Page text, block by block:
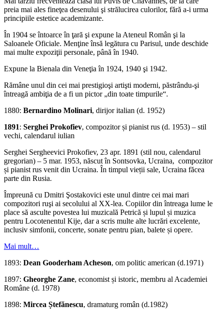
preia mai ales fineţea desenului şi strălucirea culorilor, fără a-i urma
principiile estetice academizante.
În 1904 se întoarce în ţară şi expune la Ateneul Român şi la
Saloanele Oficiale. Menţine însă legătura cu Parisul, unde deschide
mai multe expoziţii personale, până în 1940.
Expune la Bienala din Veneţia în 1924, 1940 şi 1942.
Rămâne unul din cei mai prestigioşi artişti moderni, păstrându-şi
întreagă ambiţia de a fi un pictor „din toate timpurile“.
1880: Bernardino Molinari, dirijor italian (d. 1952)
1891: Serghei Prokofiev, compozitor și pianist rus (d. 1953) – stil
vechi, calendarul iulian
Serghei Sergheevici Prokofiev, 23 apr. 1891 (stil nou, calendarul
gregorian) – 5 mar. 1953, născut în Sontsovka, Ucraina, compozitor
și pianist rus venit din Ucraina. În timpul vieții sale, Ucraina făcea
parte din Rusia.
Împreună cu Dmitri Şostakovici este unul dintre cei mai mari
compozitori ruşi ai secolului al XX-lea. Copiilor din întreaga lume le
place să asculte povestea lui muzicală Petrică și lupul și muzica
pentru Locotenentul Kije, dar a scris multe alte lucrări excelente,
inclusiv simfonii, concerte, sonate pentru pian, balete și opere.
Mai mult…
1893: Dean Gooderham Acheson, om politic american (d.1971)
1897: Gheorghe Zane, economist și istoric, membru al Academiei
Române (d. 1978)
1898: Mircea Ștefănescu, dramaturg român (d.1982)